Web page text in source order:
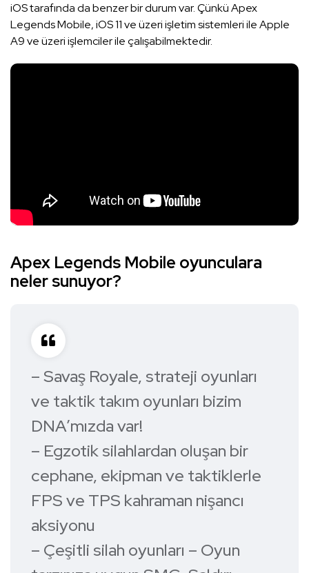
iOS tarafında da benzer bir durum var. Çünkü Apex
Legends Mobile, iOS 11 ve üzeri işletim sistemleri ile Apple
A9 ve üzeri işlemciler ile çalışabilmektedir.
Apex Legends Mobile oyunculara
neler sunuyor?
– Savaş Royale, strateji oyunları
ve taktik takım oyunları bizim
DNA’mızda var!
– Egzotik silahlardan oluşan bir
cephane, ekipman ve taktiklerle
FPS ve TPS kahraman nişancı
aksiyonu
– Çeşitli silah oyunları – Oyun